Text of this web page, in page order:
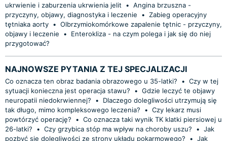
ukrwienie i zaburzenia ukrwienia jelit
• Angina brzuszna -
przyczyny, objawy, diagnostyka i leczenie
• Zabieg operacyjny
tętniaka aorty • Olbrzymiokomórkowe zapalenie tętnic - przyczyny,
objawy i leczenie
•
Enterokliza - na czym polega i jak się do niej
przygotować?
NAJNOWSZE PYTANIA Z TEJ SPECJALIZACJI
Co oznacza ten obraz badania obrazowego u 35-latki? • Czy w tej
sytuacji konieczna jest operacja stawu?
• Gdzie leczyć te objawy
neuropatii niedokrwiennej?
•
Dlaczego dolegliwości utrzymują się
tak długo, mimo kompleksowego leczenia?
• Czy lekarz musi
powtórzyć operację?
• Co oznacza taki wynik TK klatki piersiowej u
26-latki?
• Czy grzybica stóp ma wpływ na choroby uszu? • Jak
pozbyć się dolegliwości ze strony układu pokarmowego?
• Jak